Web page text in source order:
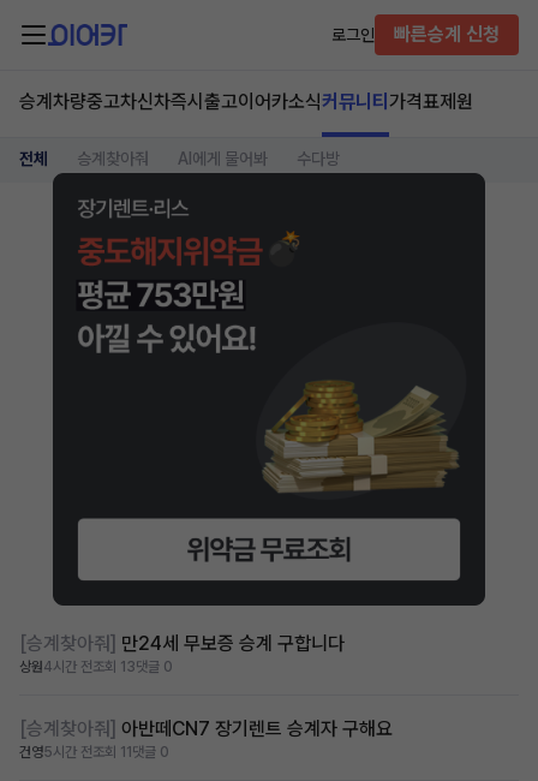
로그인 빠른승계 신청
승계차량중고차신차즉시출고이어카소식커뮤니티 가격표제원
전체 승계찾아줘 AI에게 물어봐 수다방
[승계찾아줘] 만24세 무보증 승계 구합니다
상원 4시간 전조회 13댓글 0
[승계찾아줘] 아반떼CN7 장기렌트 승계자 구해요
건영5시간 전조회 11 댓글 0